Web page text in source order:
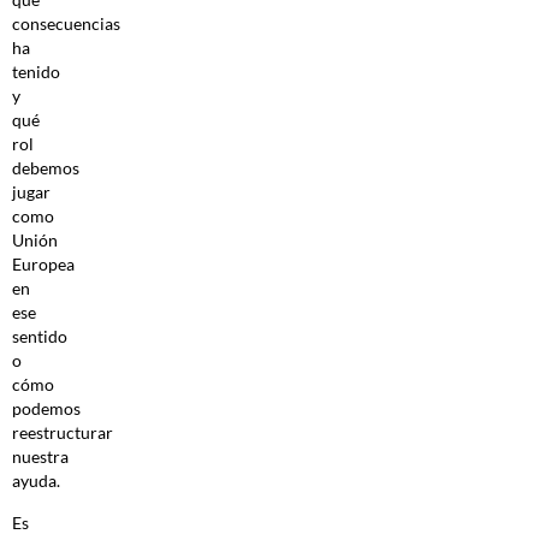
consecuencias
ha
tenido
y
qué
rol
debemos
jugar
como
Unión
Europea
en
ese
sentido
o
cómo
podemos
reestructurar
nuestra
ayuda.
Es